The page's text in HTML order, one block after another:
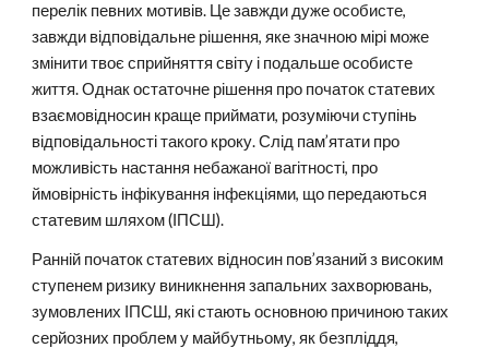
перелік певних мотивів. Це завжди дуже особисте,
завжди відповідальне рішення, яке значною мірі може
змінити твоє сприйняття світу і подальше особисте
життя. Однак остаточне рішення про початок статевих
взаємовідносин краще приймати, розуміючи ступінь
відповідальності такого кроку. Слід пам’ятати про
можливість настання небажаної вагітності, про
ймовірність інфікування інфекціями, що передаються
статевим шляхом (ІПСШ).
Ранній початок статевих відносин пов’язаний з високим
ступенем ризику виникнення запальних захворювань,
зумовлених ІПСШ, які стають основною причиною таких
серйозних проблем у майбутньому, як безпліддя,